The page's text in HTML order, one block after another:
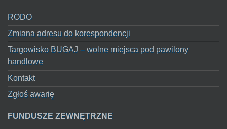
RODO
Zmiana adresu do korespondencji
Targowisko BUGAJ – wolne miejsca pod pawilony
handlowe
Kontakt
Zgłoś awarię
FUNDUSZE ZEWNĘTRZNE